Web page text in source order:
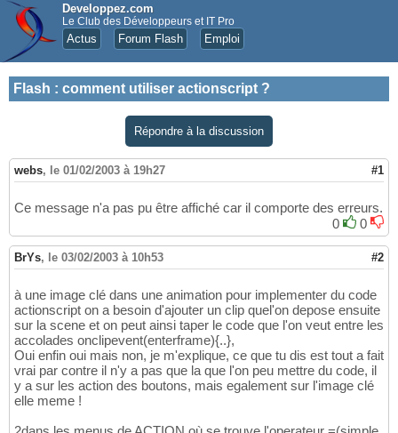
Developpez.com
Le Club des Développeurs et IT Pro
Actus Forum Flash Emploi
Flash : comment utiliser actionscript ?
Répondre à la discussion
webs, le 01/02/2003 à 19h27 #1
Ce message n'a pas pu être affiché car il comporte des erreurs.
0
0
BrYs, le 03/02/2003 à 10h53 #2
à une image clé dans une animation pour implementer du code
actionscript on a besoin d'ajouter un clip quel'on depose ensuite
sur la scene et on peut ainsi taper le code que l'on veut entre les
accolades onclipevent(enterframe){..},
Oui enfin oui mais non, je m'explique, ce que tu dis est tout a fait
vrai par contre il n'y a pas que la que l'on peu mettre du code, il
y a sur les action des boutons, mais egalement sur l'image clé
elle meme !